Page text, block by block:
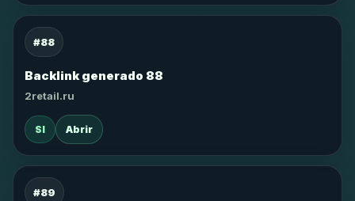
#88
Backlink generado 88
2retail.ru
SI Abrir
#89